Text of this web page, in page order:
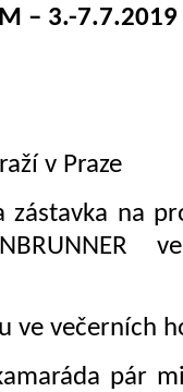
– 3.-7.7.2019
v Praze
zástavka na
ve večerních
pár